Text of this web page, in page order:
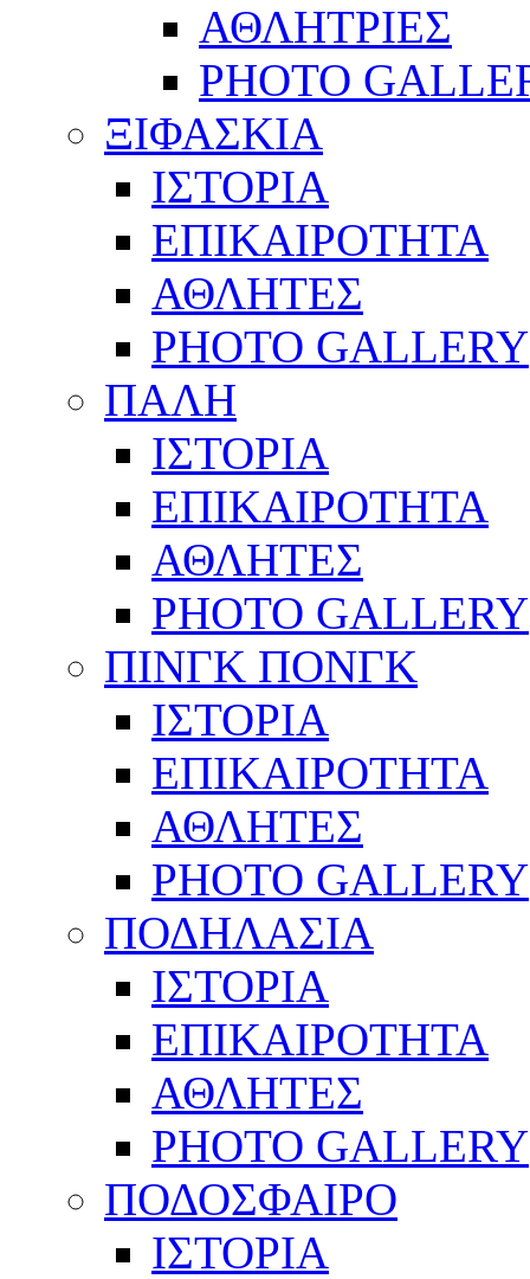
ΑΘΛΗΤΡΙΕΣ
PHOTO
ΞΙΦΑΣΚΙΑ
ΙΣΤΟΡΙΑ
ΕΠΙΚΑΙΡΟΤΗΤΑ
ΑΘΛΗΤΕΣ
PHOTO GALLERY
ΠΑΛΗ
ΙΣΤΟΡΙΑ
ΕΠΙΚΑΙΡΟΤΗΤΑ
ΑΘΛΗΤΕΣ
PHOTO GALLERY
ΠΙΝΓΚ ΠΟΝΓΚ
ΙΣΤΟΡΙΑ
ΕΠΙΚΑΙΡΟΤΗΤΑ
ΑΘΛΗΤΕΣ
PHOTO GALLERY
ΠΟΔΗΛΑΣΙΑ
ΙΣΤΟΡΙΑ
ΕΠΙΚΑΙΡΟΤΗΤΑ
ΑΘΛΗΤΕΣ
PHOTO GALLERY
ΠΟΔΟΣΦΑΙΡΟ
ΙΣΤΟΡΙΑ